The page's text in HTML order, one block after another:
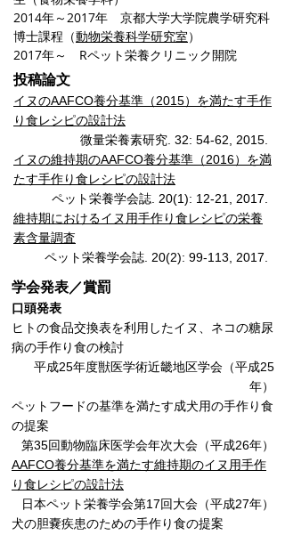
2014年～2017年 京都大学大学院農学研究科
博士課程（動物栄養科学研究室）
2017年～ Rペット栄養クリニック開院
投稿論文
イヌのAAFCO養分基準（2015）を満たす手作
り食レシピの設計法
微量栄養素研究. 32: 54-62, 2015.
イヌの維持期のAAFCO養分基準（2016）を満
たす手作り食レシピの設計法
ペット栄養学会誌. 20(1): 12-21, 2017.
維持期におけるイヌ用手作り食レシピの栄養
素含量調査
​ペット栄養学会誌. 20(2): 99-113, 2017.
学会発表／賞罰
口頭発表
ヒトの食品交換表を利用したイヌ、ネコの糖尿
病の手作り食の検討
平成25年度獣医学術近畿地区学会（平成25
年）
ペットフードの基準を満たす成犬用の手作り食
の提案
第35回動物臨床医学会年次大会（平成26年）
AAFCO養分基準を満たす維持期のイヌ用手作
り食レシピの設計法
日本ペット栄養学会第17回大会（平成27年）
犬の胆嚢疾患のための手作り食の提案